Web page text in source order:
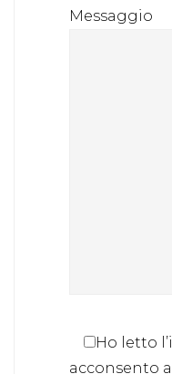
Messaggio
Ho letto
acconsento